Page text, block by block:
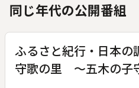
同じ年代の公開番組
ふるさと紀行・日本
守歌の里 ～五木の子